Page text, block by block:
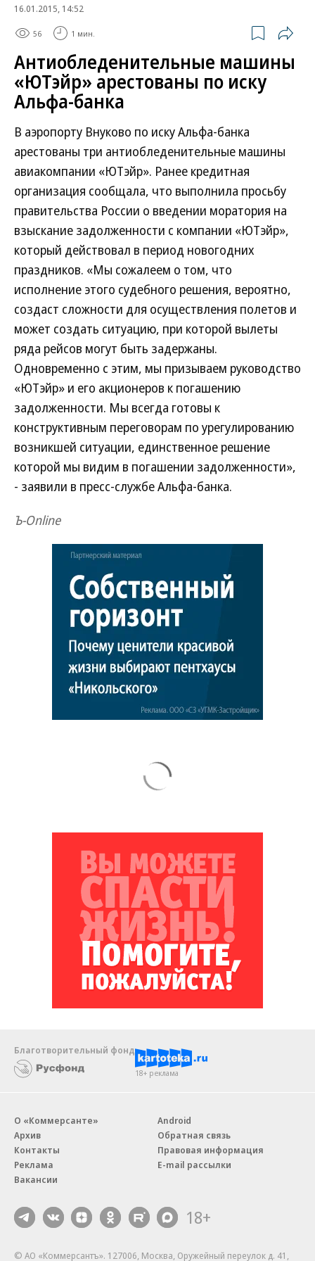
16.01.2015, 14:52
56 1 мин.
Антиобледенительные машины
«ЮТэйр» арестованы по иску
Альфа-банка
В аэропорту Внуково по иску Альфа-банка
арестованы три антиобледенительные машины
авиакомпании «ЮТэйр». Ранее кредитная
организация сообщала, что выполнила просьбу
правительства России о введении моратория на
взыскание задолженности с компании «ЮТэйр»,
который действовал в период новогодних
праздников. «Мы сожалеем о том, что
исполнение этого судебного решения, вероятно,
создаст сложности для осуществления полетов и
может создать ситуацию, при которой вылеты
ряда рейсов могут быть задержаны.
Одновременно с этим, мы призываем руководство
«ЮТэйр» и его акционеров к погашению
задолженности. Мы всегда готовы к
конструктивным переговорам по урегулированию
возникшей ситуации, единственное решение
которой мы видим в погашении задолженности»,
- заявили в пресс-службе Альфа-банка.
Ъ-Online
Благотворительный фонд
18+ реклама
О «Коммерсанте»
Архив
Контакты
Реклама
Вакансии
Android
Обратная связь
Правовая информация
E-mail рассылки
18+
© АО «Коммерсантъ». 127006, Москва, Оружейный переулок д. 41,